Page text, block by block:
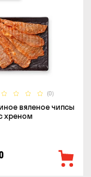
(0)
вяленое чипсы
хреном